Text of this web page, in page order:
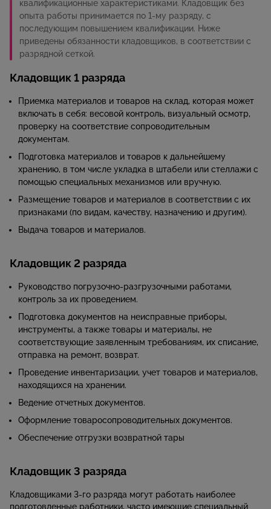
квалификационные характеристиками. Кладовщик без
опыта работы принимается по 1-му разряду, с
последующим повышением квалификации. Ниже
приведены обязанности кладовщиков, в соответствии с
разрядной сеткой.
Кладовщик 1 разряда
Приемка материалов и товаров на склад, которая может
включать в себя: весовой контроль, визуальный осмотр,
проверку на соответствие сопроводительным
документам.
Подготовка материалов и товаров к дальнейшему
хранению, в том числе укладка в штабели или стеллажи с
помощью специальных механизмов или вручную.
Размещение товаров и материалов в соответствии с их
признаками (по видам, качеству, назначению и другим).
Выдача товаров и материалов.
Кладовщик 2 разряда
Руководство погрузочно-разгрузочными работами,
контроль за их проведением.
Подготовка документов на неисправные приборы,
инструменты, а также товары и материалы, не
соответствующие заявленным требованиям, их списание,
отправка на ремонт, возврат.
Проведение инвентаризации, учет товаров и материалов,
находящихся на хранении.
Ведение отчетных документов.
Оформление товаросопроводительных документов.
Обеспечение отгрузки возвратной тары
Кладовщик 3 разряда
Кладовщиками 3-го разряда могут работать наиболее
подготовленные работники, часто имеющие специальный